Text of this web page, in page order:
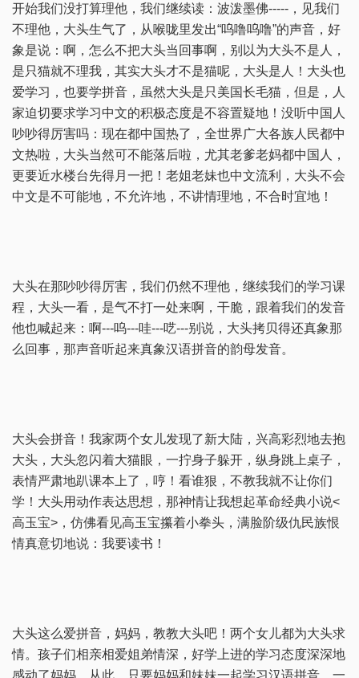
开始我们没打算理他，我们继续读：波泼墨佛-----，见我们
不理他，大头生气了，从喉咙里发出“呜噜呜噜”的声音，好
象是说：啊，怎么不把大头当回事啊，别以为大头不是人，
是只猫就不理我，其实大头才不是猫呢，大头是人！大头也
爱学习，也要学拼音，虽然大头是只美国长毛猫，但是，人
家迫切要求学习中文的积极态度是不容置疑地！没听中国人
吵吵得厉害吗：现在都中国热了，全世界广大各族人民都中
文热啦，大头当然可不能落后啦，尤其老爹老妈都中国人，
更要近水楼台先得月一把！老姐老妹也中文流利，大头不会
中文是不可能地，不允许地，不讲情理地，不合时宜地！
大头在那吵吵得厉害，我们仍然不理他，继续我们的学习课
程，大头一看，是气不打一处来啊，干脆，跟着我们的发音
他也喊起来：啊---呜---哇---呓---别说，大头拷贝得还真象那
么回事，那声音听起来真象汉语拼音的韵母发音。
大头会拼音！我家两个女儿发现了新大陆，兴高彩烈地去抱
大头，大头忽闪着大猫眼，一拧身子躲开，纵身跳上桌子，
表情严肃地趴课本上了，哼！看谁狠，不教我就不让你们
学！大头用动作表达思想，那神情让我想起革命经典小说<
高玉宝>，仿佛看见高玉宝攥着小拳头，满脸阶级仇民族恨
情真意切地说：我要读书！
大头这么爱拼音，妈妈，教教大头吧！两个女儿都为大头求
情。孩子们相亲相爱姐弟情深，好学上进的学习态度深深地
感动了妈妈，从此，只要妈妈和妹妹一起学习汉语拼音，一